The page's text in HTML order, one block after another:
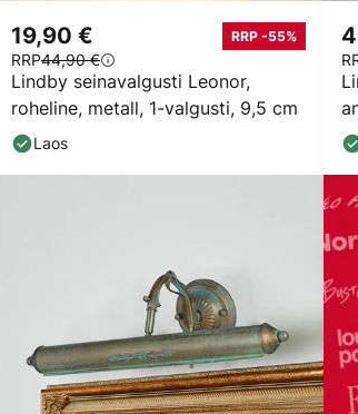
Lindby seinavalgusti Leonor,
roheline, metall, 1-valgusti, 9,5 cm
19,90 € RRP -55%
RRP44,90 €
Laos